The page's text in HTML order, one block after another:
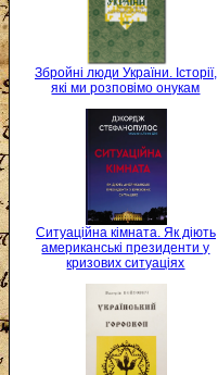
Збройні люди України. Історії,
які ми розповімо онукам
Ситуаційна кімната. Як діють
американські президенти у
кризових ситуаціях